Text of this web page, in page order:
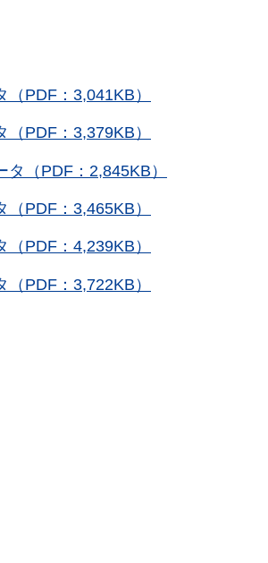
（PDF：3,041KB）
（PDF：3,379KB）
タ（PDF：2,845KB）
（PDF：3,465KB）
（PDF：4,239KB）
（PDF：3,722KB）